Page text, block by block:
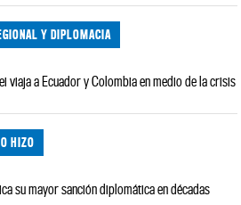
Y DIPLOMACIA
viaja a Ecuador y Colombia en medio de la crisis
HIZO
su mayor sanción diplomática en décadas